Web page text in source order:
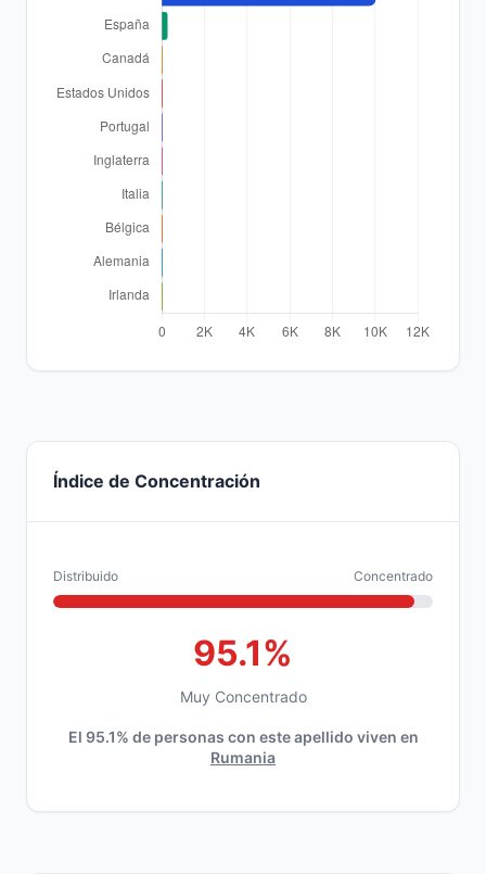
Índice de Concentración
Distribuido Concentrado
95.1%
Muy Concentrado
El 95.1% de personas con este apellido viven en
Rumania